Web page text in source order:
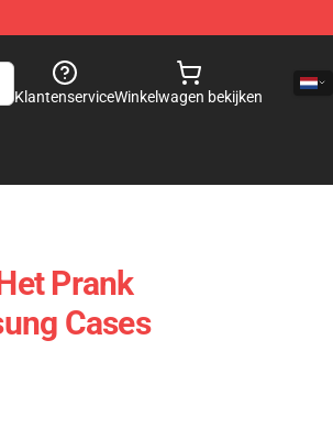
KlantenserviceWinkelwagen bekijken
Prank
Cases